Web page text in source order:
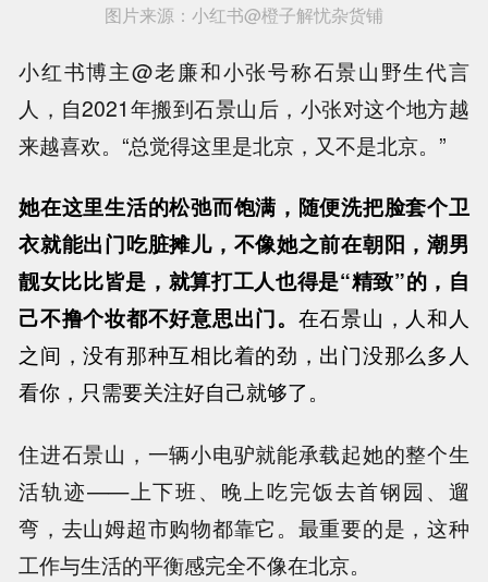
图片来源：小红书@橙子解忧杂货铺
小红书博主@老廉和小张号称石景山野生代言
人，自2021年搬到石景山后，小张对这个地方越
来越喜欢。“总觉得这里是北京，又不是北京。”
她在这里生活的松弛而饱满，随便洗把脸套个卫
衣就能出门吃脏摊儿，不像她之前在朝阳，潮男
靓女比比皆是，就算打工人也得是“精致”的，自
己不撸个妆都不好意思出门。 在石景山，人和人
之间，没有那种互相比着的劲，出门没那么多人
看你，只需要关注好自己就够了。
住进石景山，一辆小电驴就能承载起她的整个生
活轨迹——上下班、晚上吃完饭去首钢园、遛
弯，去山姆超市购物都靠它。最重要的是，这种
工作与生活的平衡感完全不像在北京。